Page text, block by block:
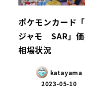
ポケモンカード
ジャモ SAR」価
相場状況
katayama
2023-05-10